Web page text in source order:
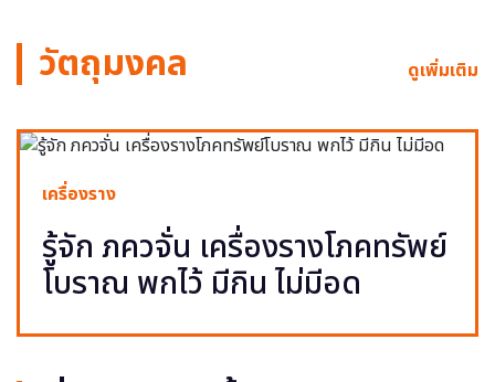
วัตถุมงคล ดูเพิ่มเติม
เครื่องราง
รู้จัก ภควจั่น เครื่องรางโภคทรัพย์
โบราณ พกไว้ มีกิน ไม่มีอด